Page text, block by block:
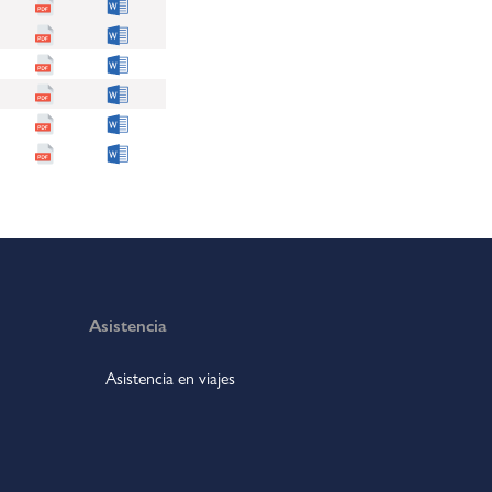
Asistencia
Asistencia en viajes